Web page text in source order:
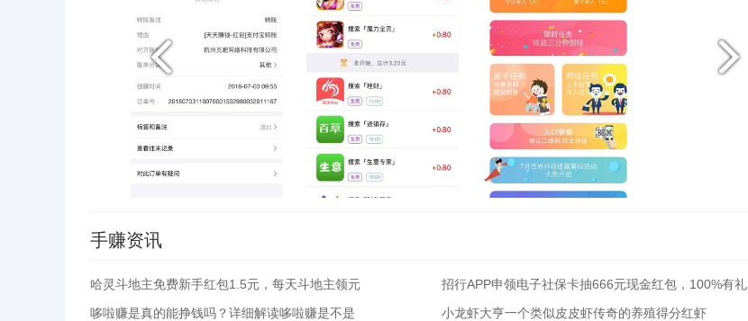
手赚资讯
哈灵斗地主免费新手红包1.5元，每天斗地主领元
招行APP申领电子社保卡抽666元现金红包，100%有礼
哆啦赚是真的能挣钱吗？详细解读哆啦赚是不是
小龙虾大亨一个类似皮皮虾传奇的养殖得分红虾